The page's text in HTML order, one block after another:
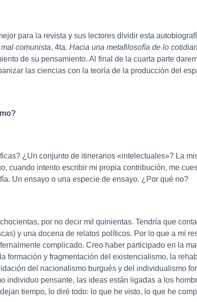
para la revista y sus lectores dividir esta
comunista, 4ta. Hacia una metafilosofía de lo
de su pensamiento. Al final de la cuarta parte
las ciencias con la teoría de la producción del
¿Un conjunto de itinerarios «intelectuales»? La
cuando intento escribir mi propia contribución, me
Un ensayo o una especie de ensayo. ¿Por qué no?
por no decir mil quinientas. Tendría que
y una docena de relatos políticos. Por lo que a mí
complicado. Creo haber participado en la
formación y fragmentación del existencialismo, la
del nacionalismo burgués y del individualismo
individuo pensante, las ideas están ligadas a los
tiempo, lo diré todo: lo que he visto, lo que he